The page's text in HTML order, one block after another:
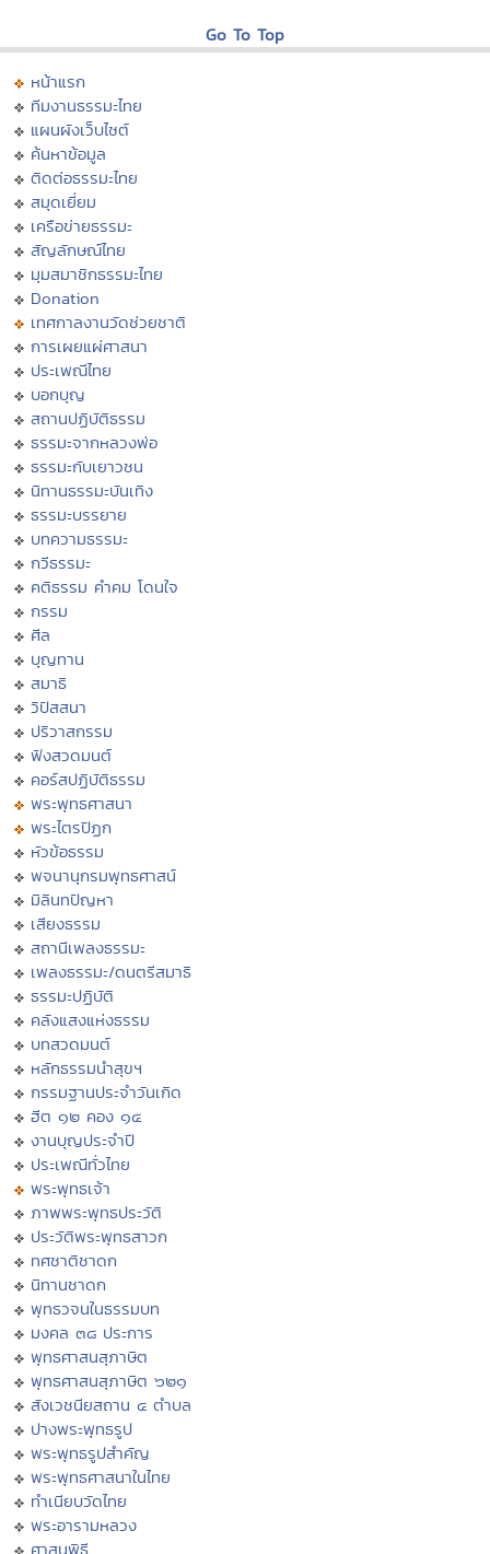
Go To Top
หน้าแรก
ทีมงานธรรมะไทย
แผนผังเว็บไซต์
ค้นหาข้อมูล
ติดต่อธรรมะไทย
สมุดเยี่ยม
เครือข่ายธรรมะ
สัญลักษณ์ไทย
มุมสมาชิกธรรมะไทย
Donation
เทศกาลงานวัดช่วยชาติ
การเผยแผ่ศาสนา
ประเพณีไทย
บอกบุญ
สถานปฏิบัติธรรม
ธรรมะจากหลวงพ่อ
ธรรมะกับเยาวชน
นิทานธรรมะบันเทิง
ธรรมะบรรยาย
บทความธรรมะ
กวีธรรมะ
คติธรรม คำคม โดนใจ
กรรม
ศีล
บุญทาน
สมาธิ
วิปัสสนา
ปริวาสกรรม
ฟังสวดมนต์
คอร์สปฏิบัติธรรม
พระพุทธศาสนา
พระไตรปิฏก
หัวข้อธรรม
พจนานุกรมพุทธศาสน์
มิลินทปัญหา
เสียงธรรม
สถานีเพลงธรรมะ
เพลงธรรมะ/ดนตรีสมาธิ
ธรรมะปฏิบัติ
คลังแสงแห่งธรรม
บทสวดมนต์
หลักธรรมนำสุขฯ
กรรมฐานประจำวันเกิด
ฮีต ๑๒ คอง ๑๔
งานบุญประจำปี
ประเพณีทั่วไทย
พระพุทธเจ้า
ภาพพระพุทธประวัติ
ประวัติพระพุทธสาวก
ทศชาติชาดก
นิทานชาดก
พุทธวจนในธรรมบท
มงคล ๓๘ ประการ
พุทธศาสนสุภาษิต
พุทธศาสนสุภาษิต ๖๒๑
สังเวชนียสถาน ๔ ตำบล
ปางพระพุทธรูป
พระพุทธรูปสำคัญ
พระพุทธศาสนาในไทย
ทำเนียบวัดไทย
พระอารามหลวง
ศาสนพิธี